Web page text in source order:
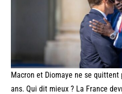
Macron et Diomaye ne se
ans. Qui dit mieux ? La France